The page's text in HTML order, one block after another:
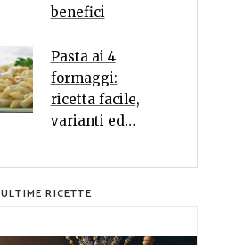
benefici
Pasta ai 4
formaggi:
ricetta facile,
varianti ed…
ULTIME RICETTE